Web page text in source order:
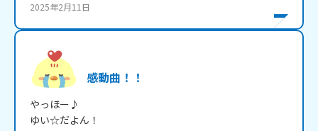
2025年2月11日
感動曲！！
やっほー♪
ゆい☆だよん！